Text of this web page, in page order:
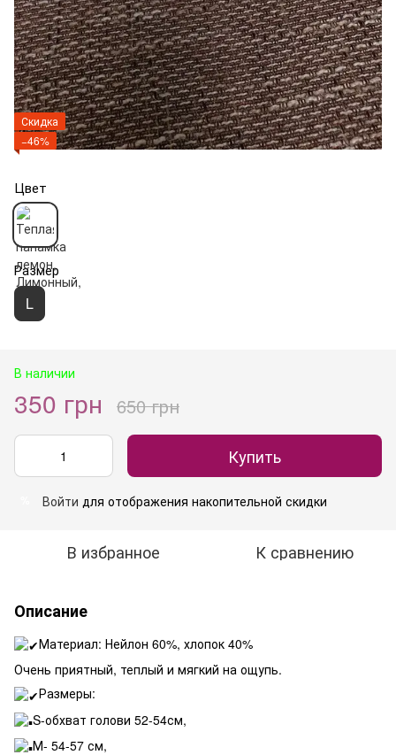
Скидка
−46%
Цвет
Размер
L
В наличии
350 грн 650 грн
Купить
Войти для отображения накопительной скидки
В избранное К сравнению
Описание
Материал: Нейлон 60%, хлопок 40%
Очень приятный, теплый и мягкий на ощупь.
Размеры:
S-обхват голови 52-54см,
М- 54-57 см,